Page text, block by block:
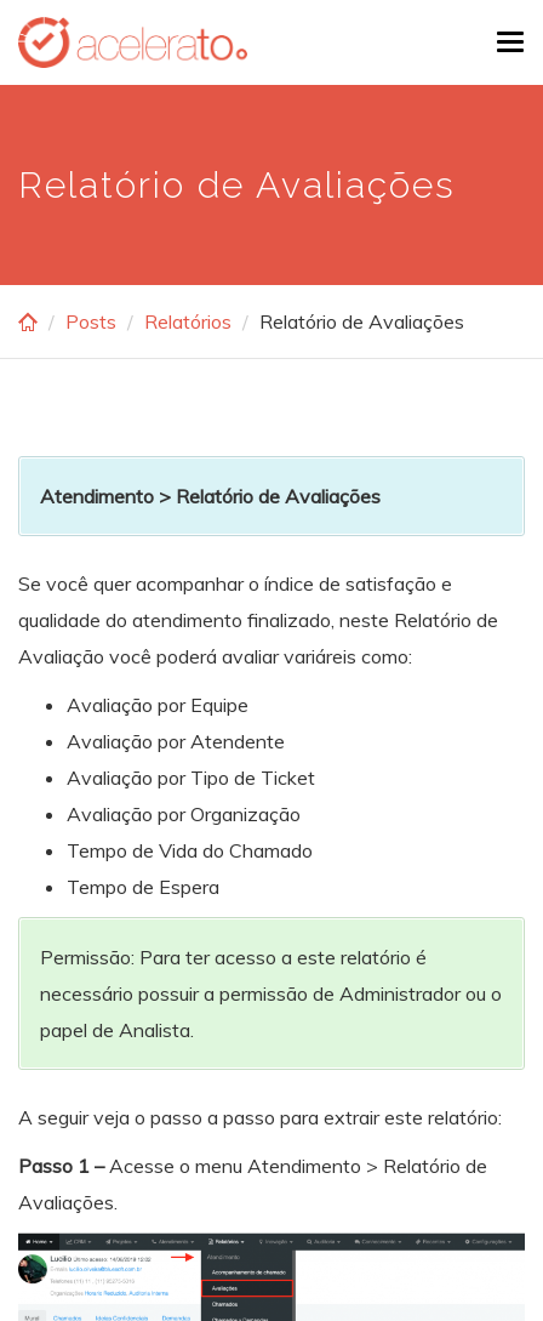
Skip
main
Relatório de Avaliações
Posts Relatórios Relatório de Avaliações
Atendimento > Relatório de Avaliações
Se você quer acompanhar o índice de satisfação e
qualidade do atendimento finalizado, neste Relatório de
Avaliação você poderá avaliar variáreis como:
Avaliação por Equipe
Avaliação por Atendente
Avaliação por Tipo de Ticket
Avaliação por Organização
Tempo de Vida do Chamado
Tempo de Espera
Permissão: Para ter acesso a este relatório é
necessário possuir a permissão de Administrador ou o
papel de Analista.
A seguir veja o passo a passo para extrair este relatório:
Passo 1 –Acesse o menu Atendimento > Relatório de
Avaliações.